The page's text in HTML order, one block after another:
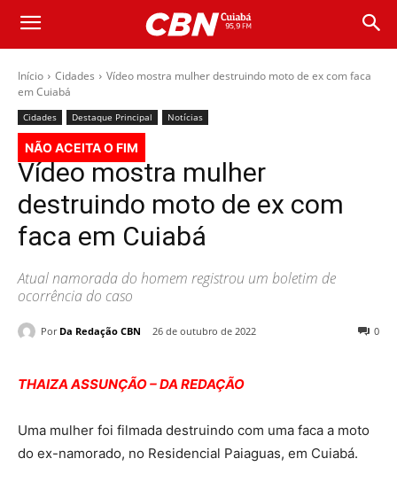
Início Cidades
Vídeo mostra mulher destruindo moto de ex com faca
em Cuiabá
Cidades Destaque Principal Notícias
NÃO ACEITA O FIM
Vídeo mostra mulher
destruindo moto de ex com
faca em Cuiabá
Atual namorada do homem registrou um boletim de
ocorrência do caso
Por Da Redação CBN 26 de outubro de 2022 0
THAIZA ASSUNÇÃO – DA REDAÇÃO
Uma mulher foi filmada destruindo com uma faca a moto
do ex-namorado, no Residencial Paiaguas, em Cuiabá.